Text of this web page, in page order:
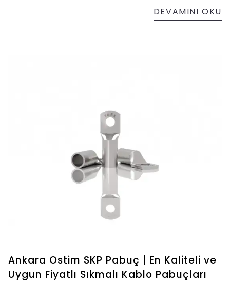
DEVAMINI OKU
Ankara Ostim SKP Pabuç | En Kaliteli ve
Uygun Fiyatlı Sıkmalı Kablo Pabuçları